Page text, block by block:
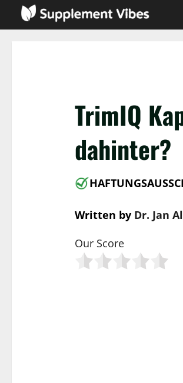
Inhalt
TrimIQ
dahinter?
Written by Dr. Jan
Our Score